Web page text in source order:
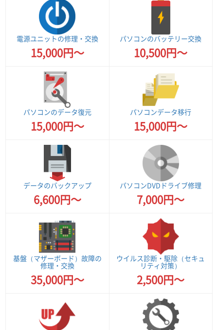
電源ユニットの修理・交換
15,000円～
パソコンのバッテリー交換
10,500円～
パソコンのデータ復元
15,000円～
パソコンデータ移行
15,000円～
データのバックアップ
6,600円～
パソコンDVDドライブ修理
7,000円～
基盤（マザーボード）故障の
修理・交換
35,000円～
ウイルス診断・駆除（セキュ
リティ対策）
2,500円～